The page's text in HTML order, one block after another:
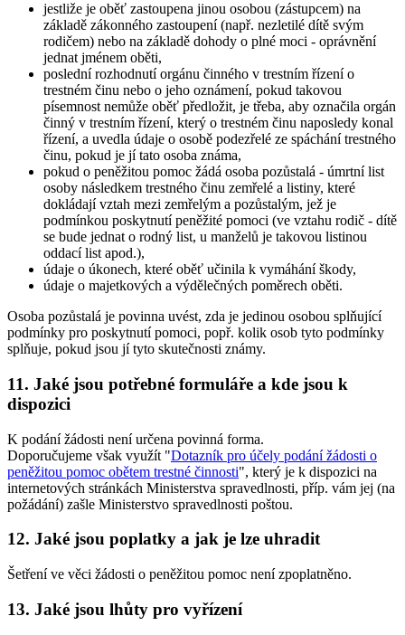
jestliže je oběť zastoupena jinou osobou (zástupcem) na
základě zákonného zastoupení (např. nezletilé dítě svým
rodičem) nebo na základě dohody o plné moci - oprávnění
jednat jménem oběti,
poslední rozhodnutí orgánu činného v trestním řízení o
trestném činu nebo o jeho oznámení, pokud takovou
písemnost nemůže oběť předložit, je třeba, aby označila orgán
činný v trestním řízení, který o trestném činu naposledy konal
řízení, a uvedla údaje o osobě podezřelé ze spáchání trestného
činu, pokud je jí tato osoba známa,
pokud o peněžitou pomoc žádá osoba pozůstalá - úmrtní list
osoby následkem trestného činu zemřelé a listiny, které
dokládají vztah mezi zemřelým a pozůstalým, jež je
podmínkou poskytnutí peněžité pomoci (ve vztahu rodič - dítě
se bude jednat o rodný list, u manželů je takovou listinou
oddací list apod.),
údaje o úkonech, které oběť učinila k vymáhání škody,
údaje o majetkových a výdělečných poměrech oběti.
Osoba pozůstalá je povinna uvést, zda je jedinou osobou splňující
podmínky pro poskytnutí pomoci, popř. kolik osob tyto podmínky
splňuje, pokud jsou jí tyto skutečnosti známy.
11. Jaké jsou potřebné formuláře a kde jsou k
dispozici
K podání žádosti není určena povinná forma.
Doporučujeme však využít "Dotazník pro účely podání žádosti o
peněžitou pomoc obětem trestné činnosti", který je k dispozici na
internetových stránkách Ministerstva spravedlnosti, příp. vám jej (na
požádání) zašle Ministerstvo spravedlnosti poštou.
12. Jaké jsou poplatky a jak je lze uhradit
Šetření ve věci žádosti o peněžitou pomoc není zpoplatněno.
13. Jaké jsou lhůty pro vyřízení